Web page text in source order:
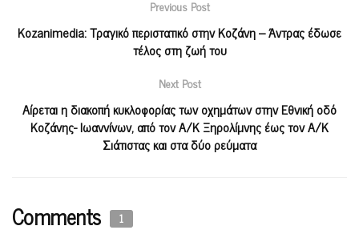
Previous Post
Kozanimedia: Τραγικό περιστατικό στην Κοζάνη – Άντρας έδωσε
τέλος στη ζωή του
Next Post
Αίρεται η διακοπή κυκλοφορίας των οχημάτων στην Εθνική οδό
Κοζάνης- Ιωαννίνων, από τον Α/Κ Ξηρολίμνης έως τον Α/Κ
Σιάτιστας και στα δύο ρεύματα
Comments 1